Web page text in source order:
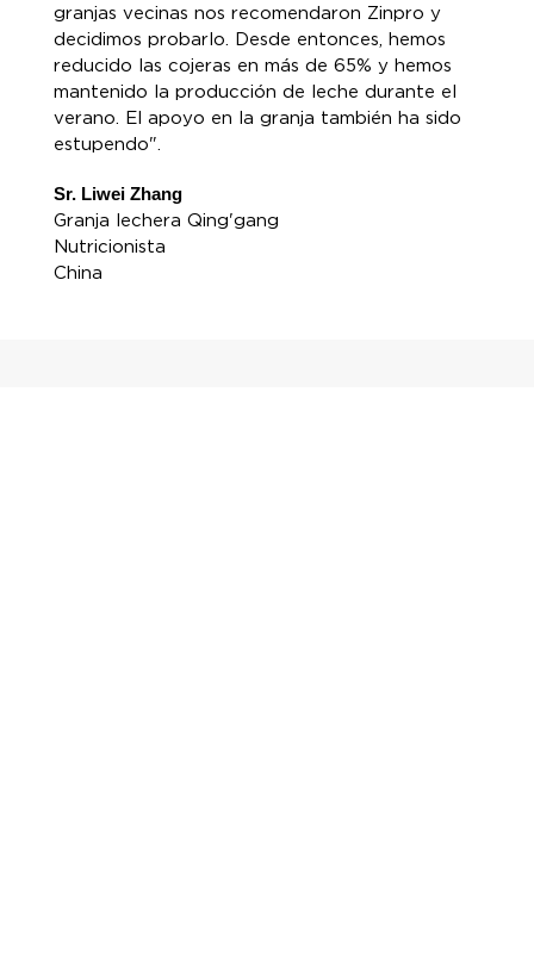
granjas vecinas nos recomendaron Zinpro y
decidimos probarlo. Desde entonces, hemos
reducido las cojeras en más de 65% y hemos
mantenido la producción de leche durante el
verano. El apoyo en la granja también ha sido
estupendo".
Sr. Liwei Zhang
Granja lechera Qing'gang
Nutricionista
China